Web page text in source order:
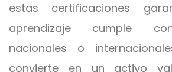
estas certificaciones
aprendizaje cumple
nacionales o
convierte en un activo